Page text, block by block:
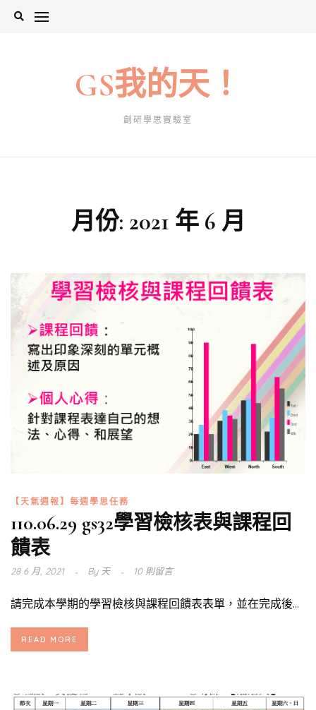
Skip
GS我的天！
創研學思實驗室
月份: 2021 年 6 月
【天氣週報】每週學思任務
110.06.29 gs32學習檢核表與課程回
饋表
28 6 月, 2021 By天 10 則留言
請完成本學期的學習檢核與課程回饋表表單，並在完成後...
READ MORE